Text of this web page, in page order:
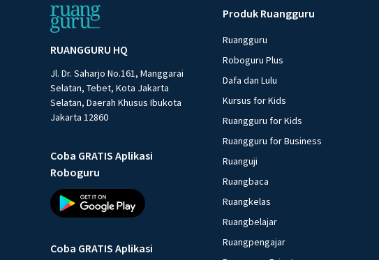
RUANGGURU HQ
Jl. Dr. Saharjo No.161, Manggarai
Selatan, Tebet, Kota Jakarta
Selatan, Daerah Khusus Ibukota
Jakarta 12860
Coba GRATIS Aplikasi
Roboguru
Coba GRATIS Aplikasi
Produk Ruangguru
Ruangguru
Roboguru Plus
Dafa dan Lulu
Kursus for Kids
Ruangguru for Kids
Ruangguru for Business
Ruanguji
Ruangbaca
Ruangkelas
Ruangbelajar
Ruangpengajar